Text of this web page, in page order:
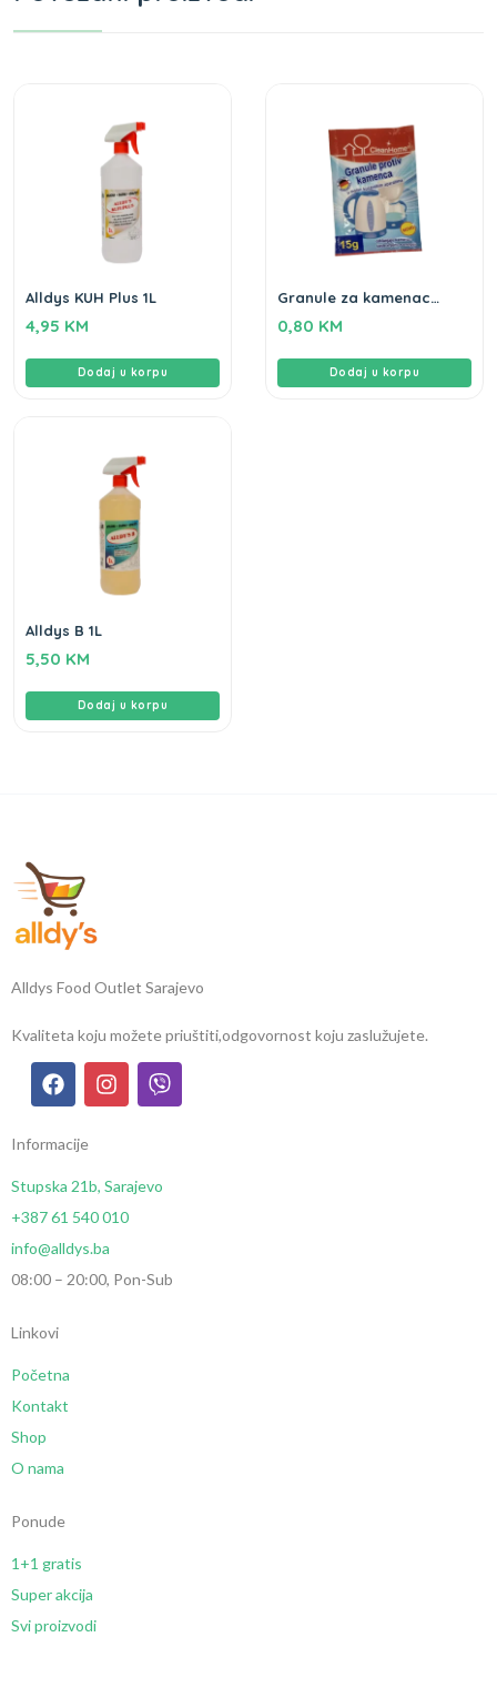
Alldys KUH Plus 1L
4,95 KM
Dodaj u korpu
Granule za kamenac
0,80 KM
Dodaj u korpu
Alldys B 1L
5,50 KM
Dodaj u korpu
Alldys Food Outlet Sarajevo
Kvaliteta koju možete priuštiti,odgovornost koju zaslužujete.
Informacije
Stupska 21b, Sarajevo
+387 61 540 010
info@alldys.ba
08:00 – 20:00, Pon-Sub
Linkovi
Početna
Kontakt
Shop
O nama
Ponude
1+1 gratis
Super akcija
Svi proizvodi